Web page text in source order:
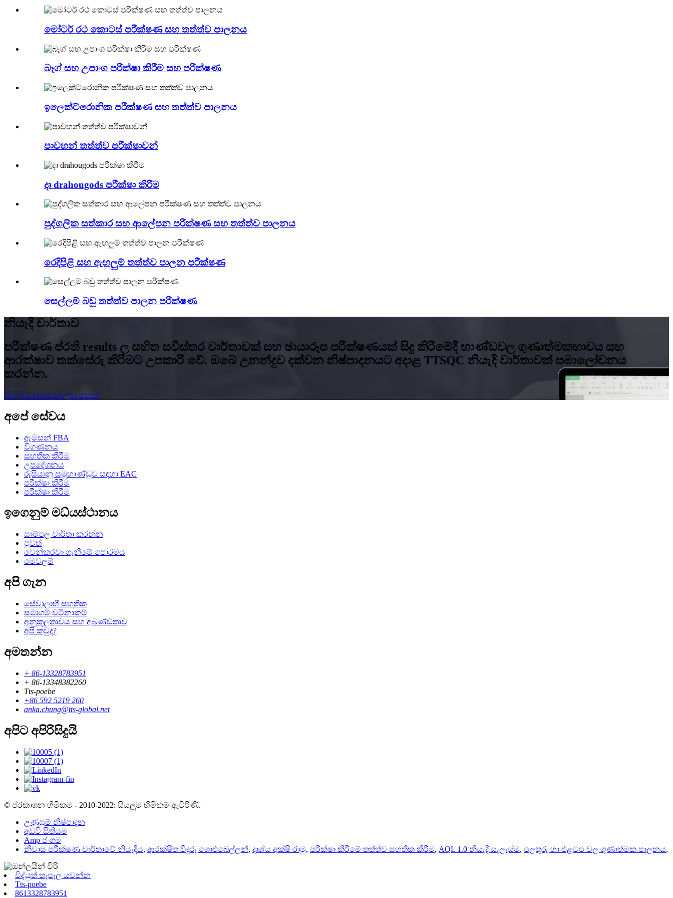
මෝටර් රථ කොටස් පරීක්ෂණ සහ තත්ත්ව පාලනය
බෑග් සහ උපාංග පරීක්ෂා කිරීම සහ පරීක්ෂණ
ඉලෙක්ට්රොනික පරීක්ෂණ සහ තත්ත්ව පාලනය
පාවහන් තත්ත්ව පරීක්ෂාවන්
දෘ drahougods පරීක්ෂා කිරීම
පුද්ගලික සත්කාර සහ ආලේපන පරීක්ෂණ සහ තත්ත්ව පාලනය
රෙදිපිළි සහ ඇඟලුම් තත්ත්ව පාලන පරීක්ෂණ
සෙල්ලම් බඩු තත්ත්ව පාලන පරීක්ෂණ
නියැදි වාර්තාව
පරීක්ෂණ ප්රති results ල සහිත සවිස්තර වාර්තාවක් සහ ඡායාරූප පරීක්ෂණයක් සිදු කිරීමේදී භාණ්ඩවල ගුණාත්මකභාවය සහ
ආරක්ෂාව තක්සේරු කිරීමට උපකාරී වේ. ඔබේ උනන්දුව දක්වන නිෂ්පාදනයට අදාළ TTSQC නියැදි වාර්තාවක් සමාලෝචනය
කරන්න.
නියැදි වාර්තාවක් ලබා ගන්න
අපේ සේවය
ඇමසන් FBA
විගණනය
සහතික කිරීම
උපදේශනය
රුසියානු සමූහාණ්ඩුව සඳහා EAC
පරීක්ෂා කිරීම
පරීක්ෂා කිරීම
ඉගෙනුම් මධ්යස්ථානය
සාම්පල වාර්තා කරන්න
පුවත්
වෙන්කරවා ගැනීමේ පෝරමය
මෙවලම්
අපි ගැන
සේවාලාභී සහතික
සමාගම් වටිනාකම්
අනුකූලතාවය සහ අඛණ්ඩතාව
අපි කවුද?
අමතන්න
+ 86-13328783951
+ 86-13348382260
Tts-poebe
+86 592 5219 260
anka.chung@tts-global.net
අපිට අපිරිසිදුයි
© ප්රකාශන හිමිකම - 2010-2022: සියලුම හිමිකම් ඇවිරිණි.
උණුසුම් නිෂ්පාදන
අඩවි සිතියම
Amp ජංගම
නිවාස පරීක්ෂණ වාර්තාවේ නියැදිය, ආරක්ෂිත වීදුරු ගොළුබෙල්ලන්, දෘශ්ය අක්ෂි රාමු, පරීක්ෂා කිරීමේ තත්ත්ව සහතික කිරීම, AQL 1.0 නියැදි සැලැස්ම, පලතුරු හා එළවළු වල ගුණාත්මක පාලනය,
විද්යුත් තැපෑල යවන්න
Tts-poebe
8613328783951